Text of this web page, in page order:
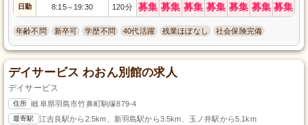
日勤 8:15～ 19:30 120分 募集 募集 募集 募集 募集 募集 募集
年齢不問 新卒可 学歴不問 40代活躍 残業ほぼなし 社会保険完備
デイサービス わおん別館の求人
デイサービス
住所 岐阜県羽島市竹鼻町駒塚879-4
最寄駅 江吉良駅から2.5km、新羽島駅から3.5km、玉ノ井駅から5.1km